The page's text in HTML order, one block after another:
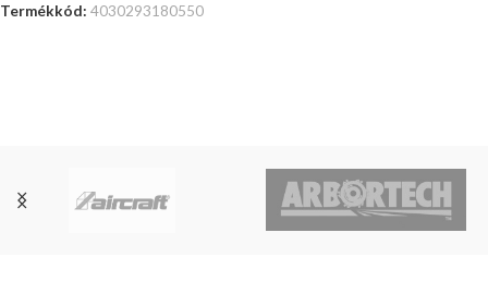
Termékkód: 4030293180550